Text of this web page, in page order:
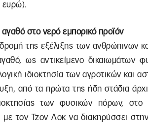
ευρώ).
στο νερό εμπορικό προϊόν
της εξέλιξης των ανθρώπινων
ως αντικείμενο δικαιωμάτων
ιδιοκτησία των αγροτικών και
από τα πρώτα της ήδη στάδια
των φυσικών πόρων,
τον Τζον Λοκ να διακηρύσσει